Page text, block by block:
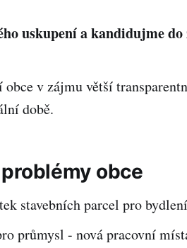
uskupení a kandidujme
v zájmu větší
době.
obce
stavebních parcel pro bydlení
průmysl - nová pracovní